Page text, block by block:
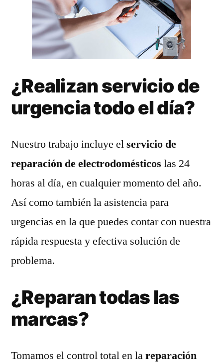
¿Realizan servicio de
urgencia todo el día?
Nuestro trabajo incluye elservicio de
reparación de electrodomésticos las 24
horas al día, en cualquier momento del año.
Así como también la asistencia para
urgencias en la que puedes contar con nuestra
rápida respuesta y efectiva solución de
problema.
¿Reparan todas las
marcas?
Tomamos el control total en lareparación